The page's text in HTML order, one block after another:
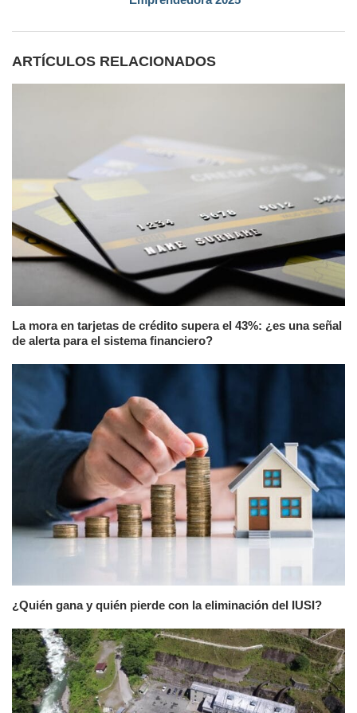
ARTÍCULOS RELACIONADOS
La mora en tarjetas de crédito supera el 43%: ¿es una señal
de alerta para el sistema financiero?
¿Quién gana y quién pierde con la eliminación del IUSI?